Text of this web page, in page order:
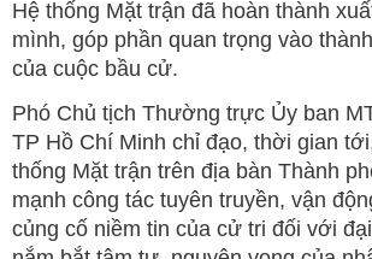
Hệ thống Mặt trận đã hoàn thành
mình, góp phần quan trọng vào
của cuộc bầu cử.
Phó Chủ tịch Thường trực Ủy ban
TP Hồ Chí Minh chỉ đạo, thời gian
thống Mặt trận trên địa bàn Thành
mạnh công tác tuyên truyền, vận
củng cố niềm tin của cử tri đối với